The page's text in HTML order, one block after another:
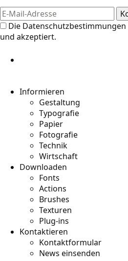
Die Datenschutzbestimmungen
und akzeptiert.
Informieren
Gestaltung
Typografie
Papier
Fotografie
Technik
Wirtschaft
Downloaden
Fonts
Actions
Brushes
Texturen
Plug-ins
Kontaktieren
Kontaktformular
News einsenden